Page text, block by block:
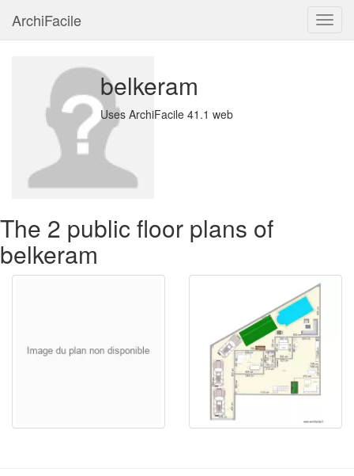
ArchiFacile
belkeram
Uses ArchiFacile 41.1 web
The 2 public floor plans of
belkeram